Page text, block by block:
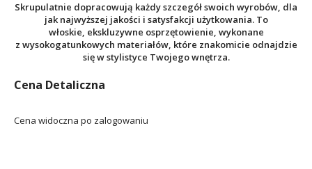
Skrupulatnie dopracowują każdy szczegół swoich wyrobów, dla
jak najwyższej jakości i satysfakcji użytkowania. To
włoskie, ekskluzywne osprzętowienie, wykonane
z wysokogatunkowych materiałów, które znakomicie odnajdzie
się w stylistyce Twojego wnętrza.
Cena Detaliczna
Cena widoczna po zalogowaniu